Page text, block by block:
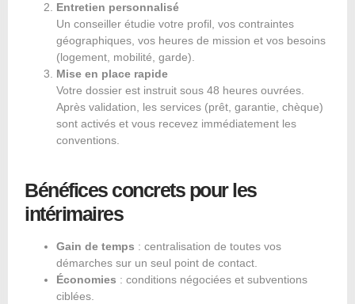
Entretien personnalisé
Un conseiller étudie votre profil, vos contraintes
géographiques, vos heures de mission et vos besoins
(logement, mobilité, garde).
Mise en place rapide
Votre dossier est instruit sous 48 heures ouvrées.
Après validation, les services (prêt, garantie, chèque)
sont activés et vous recevez immédiatement les
conventions.
Bénéfices concrets pour les
intérimaires
Gain de temps : centralisation de toutes vos
démarches sur un seul point de contact.
Économies : conditions négociées et subventions
ciblées.